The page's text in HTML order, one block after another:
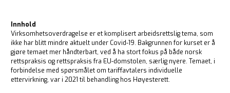
Innhold
Virksomhetsoverdragelse er et komplisert arbeidsrettslig tema, som
ikke har blitt mindre aktuelt under Covid-19. Bakgrunnen for kurset er å
gjøre temaet mer håndterbart, ved å ha stort fokus på både norsk
rettspraksis og rettspraksis fra EU-domstolen, særlig nyere. Temaet, i
forbindelse med spørsmålet om tariffavtalers individuelle
ettervirkning, var i 2021 til behandling hos Høyesterett.